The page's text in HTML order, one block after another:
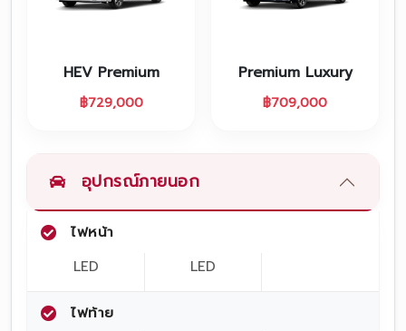
โปรโมชั่นบริการหลังการขาย
สาขาของเรา
ติดต่อเราและนัดหมาย
HEV Premium
฿729,000
Premium Luxury
฿709,000
อุปกรณ์ภายนอก
ไฟหน้า
LED
LED
ไฟท้าย